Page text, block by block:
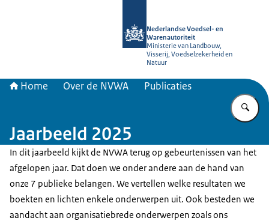
Nederlandse Voedsel- en
Warenautoriteit
Ministerie van Landbouw,
Visserij, Voedselzekerheid en
Natuur
Home Over de NVWA Publicaties
Jaarbeeld 2025
In dit jaarbeeld kijkt de NVWA terug op gebeurtenissen van het
afgelopen jaar. Dat doen we onder andere aan de hand van
onze 7 publieke belangen. We vertellen welke resultaten we
boekten en lichten enkele onderwerpen uit. Ook besteden we
aandacht aan organisatiebrede onderwerpen zoals ons